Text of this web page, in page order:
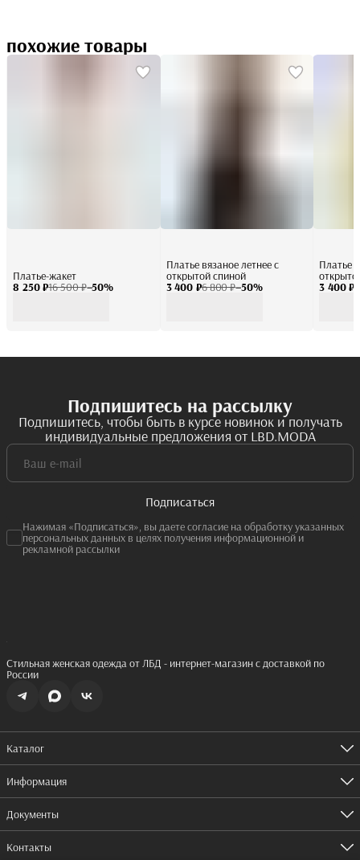
похожие товары
8 250 ₽16 500 ₽−50%
Платье-жакет
3 400 ₽6 800 ₽−50%
Платье вязаное летнее с
открытой спиной
3 400 ₽
Платье
Подпишитесь на рассылку
Подпишитесь, чтобы быть в курсе новинок и получать
индивидуальные предложения от LBD.MODA
Подписаться
Нажимая «Подписаться», вы даете согласие на обработку указанных
персональных данных в целях получения информационной и
рекламной рассылки
Стильная женская одежда от ЛБД - интернет-магазин с доставкой по
России
Каталог
Одежда
Обувь
Аксессуары
Информация
Оплата
Доставка
Правила возврата
Оферта
Документы
Согласие на рассылку
Пользовательское соглашение
Контакты